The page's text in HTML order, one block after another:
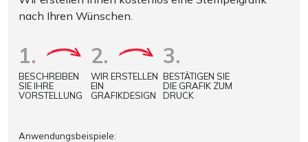
nach Ihren Wünschen.
1.
BESCHREIBEN
SIE IHRE
VORSTELLUNG
2.
WIR ERSTELLEN
EIN
GRAFIKDESIGN
3.
BESTÄTIGEN SIE
DIE GRAFIK ZUM
DRUCK
Anwendungsbeispiele: